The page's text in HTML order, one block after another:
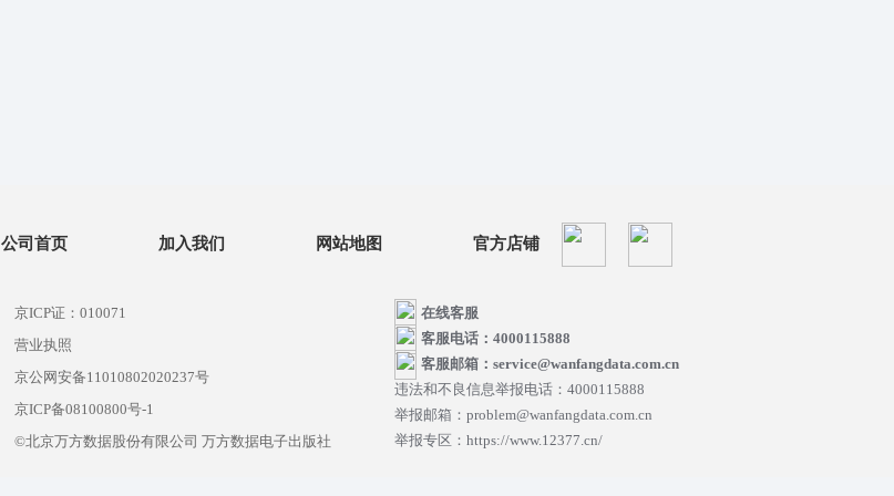
公司首页 加入我们 网站地图 官方店铺
京ICP证：010071
营业执照
京公网安备11010802020237号
京ICP备08100800号-1
©北京万方数据股份有限公司 万方数据电子出版社
在线客服
客服电话：4000115888
客服邮箱：service@wanfangdata.com.cn
违法和不良信息举报电话：4000115888
举报邮箱：problem@wanfangdata.com.cn
举报专区：https://www.12377.cn/